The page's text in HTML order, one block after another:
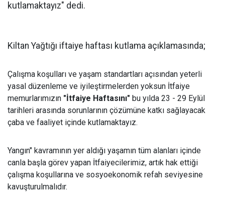
kutlamaktayız" dedi.
Kiltan Yağtığı iftaiye haftası kutlama açıklamasında;
Çalışma koşulları ve yaşam standartları açısından yeterli
yasal düzenleme ve iyileştirmelerden yoksun İtfaiye
memurlarımızın "İtfaiye Haftasını" bu yılda 23 - 29 Eylül
tarihleri arasında sorunlarının çözümüne katkı sağlayacak
çaba ve faaliyet içinde kutlamaktayız.
Yangın" kavramının yer aldığı yaşamın tüm alanları içinde
canla başla görev yapan İtfaiyecilerimiz, artık hak ettiği
çalışma koşullarına ve sosyoekonomik refah seviyesine
kavuşturulmalıdır.